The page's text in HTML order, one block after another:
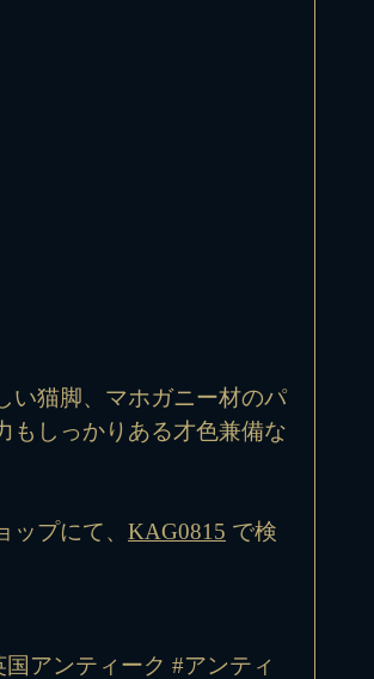
い猫脚、マホガニー材のパ
もしっかりある才色兼備な
プにて、 KAG0815 で検
国アンティーク #アンティ